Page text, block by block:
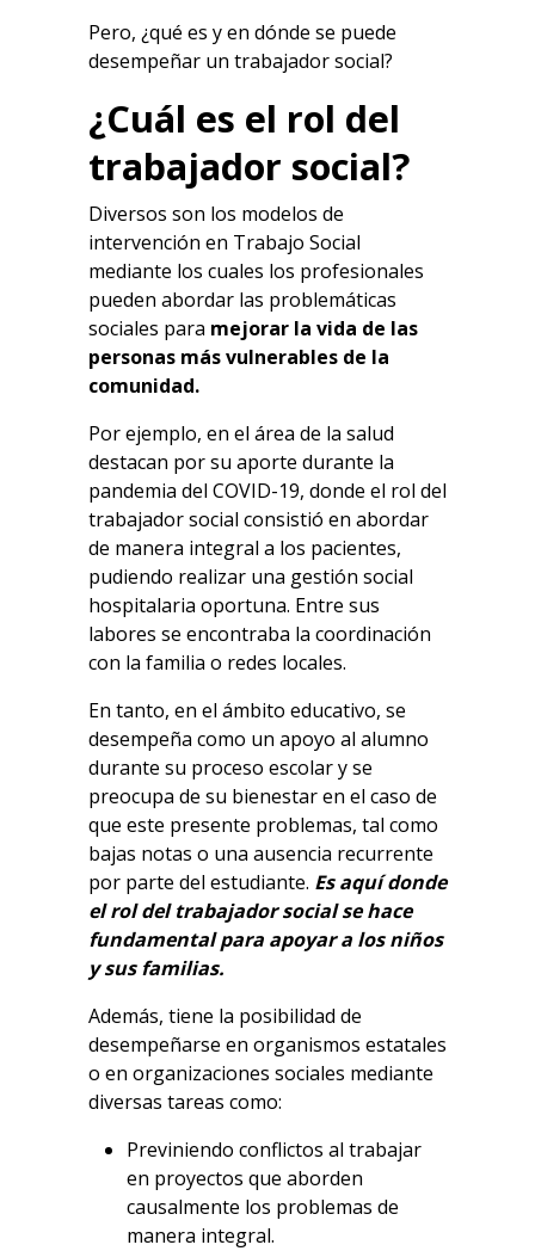
Pero, ¿qué es y en dónde se puede
desempeñar un trabajador social?
¿Cuál es el rol del
trabajador social?
Diversos son los modelos de
intervención en Trabajo Social
mediante los cuales los profesionales
pueden abordar las problemáticas
sociales para mejorar la vida de las
personas más vulnerables de la
comunidad.
Por ejemplo, en el área de la salud
destacan por su aporte durante la
pandemia del COVID-19, donde el rol del
trabajador social consistió en abordar
de manera integral a los pacientes,
pudiendo realizar una gestión social
hospitalaria oportuna. Entre sus
labores se encontraba la coordinación
con la familia o redes locales.
En tanto, en el ámbito educativo, se
desempeña como un apoyo al alumno
durante su proceso escolar y se
preocupa de su bienestar en el caso de
que este presente problemas, tal como
bajas notas o una ausencia recurrente
por parte del estudiante. Es aquí donde
el rol del trabajador social se hace
fundamental para apoyar a los niños
y sus familias.
Además, tiene la posibilidad de
desempeñarse en organismos estatales
o en organizaciones sociales mediante
diversas tareas como:
Previniendo conflictos al trabajar
en proyectos que aborden
causalmente los problemas de
manera integral.